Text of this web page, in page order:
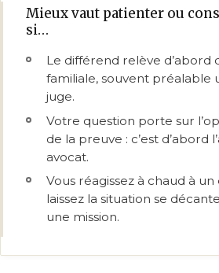
Mieux vaut patienter ou
si…
Le différend relève d’abord
familiale, souvent préalable
juge.
Votre question porte sur
de la preuve : c’est d’abord
avocat.
Vous réagissez à chaud à un
laissez la situation se
une mission.